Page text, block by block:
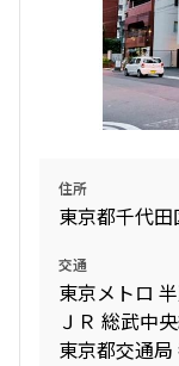
三
住所
東京都千代
交通
東京メトロ
ＪＲ 総武中
東京都交通